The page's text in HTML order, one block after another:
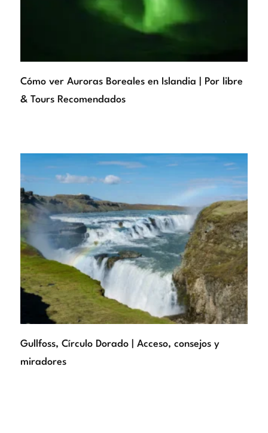
Cómo ver Auroras Boreales en Islandia | Por libre
& Tours Recomendados
Gullfoss, Círculo Dorado | Acceso, consejos y
miradores